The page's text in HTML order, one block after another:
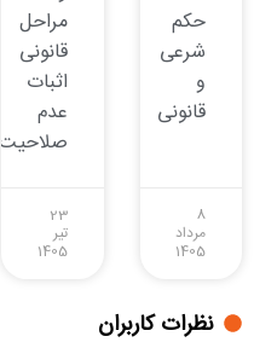
حکم
شرعی
و
قانونی
8
مرداد
1405
مراحل
قانونی
اثبات
عدم
صلاحیت
23
تیر
1405
نظرات کاربران